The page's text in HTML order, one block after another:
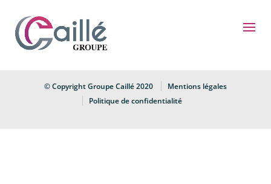
© Copyright Groupe Caillé 2020
Mentions légales
Politique de confidentialité